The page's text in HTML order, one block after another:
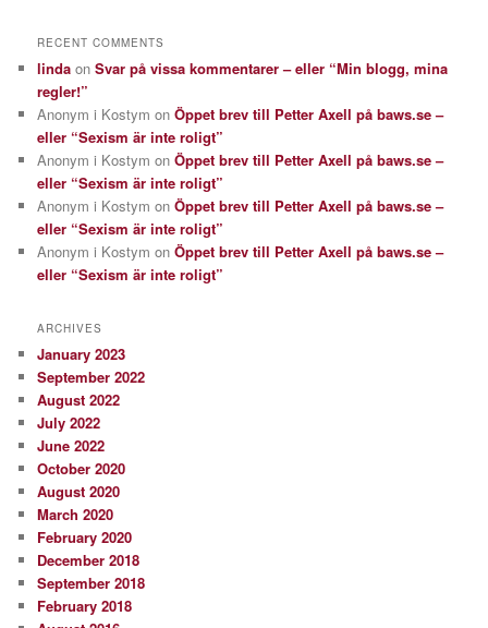
RECENT COMMENTS
linda onSvar på vissa kommentarer – eller “Min blogg, mina
regler!”
Anonym i Kostym onÖppet brev till Petter Axell på baws.se –
eller “Sexism är inte roligt”
Anonym i Kostym onÖppet brev till Petter Axell på baws.se –
eller “Sexism är inte roligt”
Anonym i Kostym onÖppet brev till Petter Axell på baws.se –
eller “Sexism är inte roligt”
Anonym i Kostym onÖppet brev till Petter Axell på baws.se –
eller “Sexism är inte roligt”
ARCHIVES
January 2023
September 2022
August 2022
July 2022
June 2022
October 2020
August 2020
March 2020
February 2020
December 2018
September 2018
February 2018